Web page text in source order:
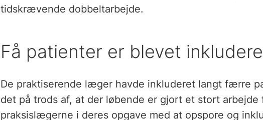
tidskrævende dobbeltarbejde.
Få patienter er blevet
De praktiserende læger havde inkluderet langt færre
det på trods af, at der løbende er gjort et stort arbejde
praksislægerne i deres opgave med at opspore og